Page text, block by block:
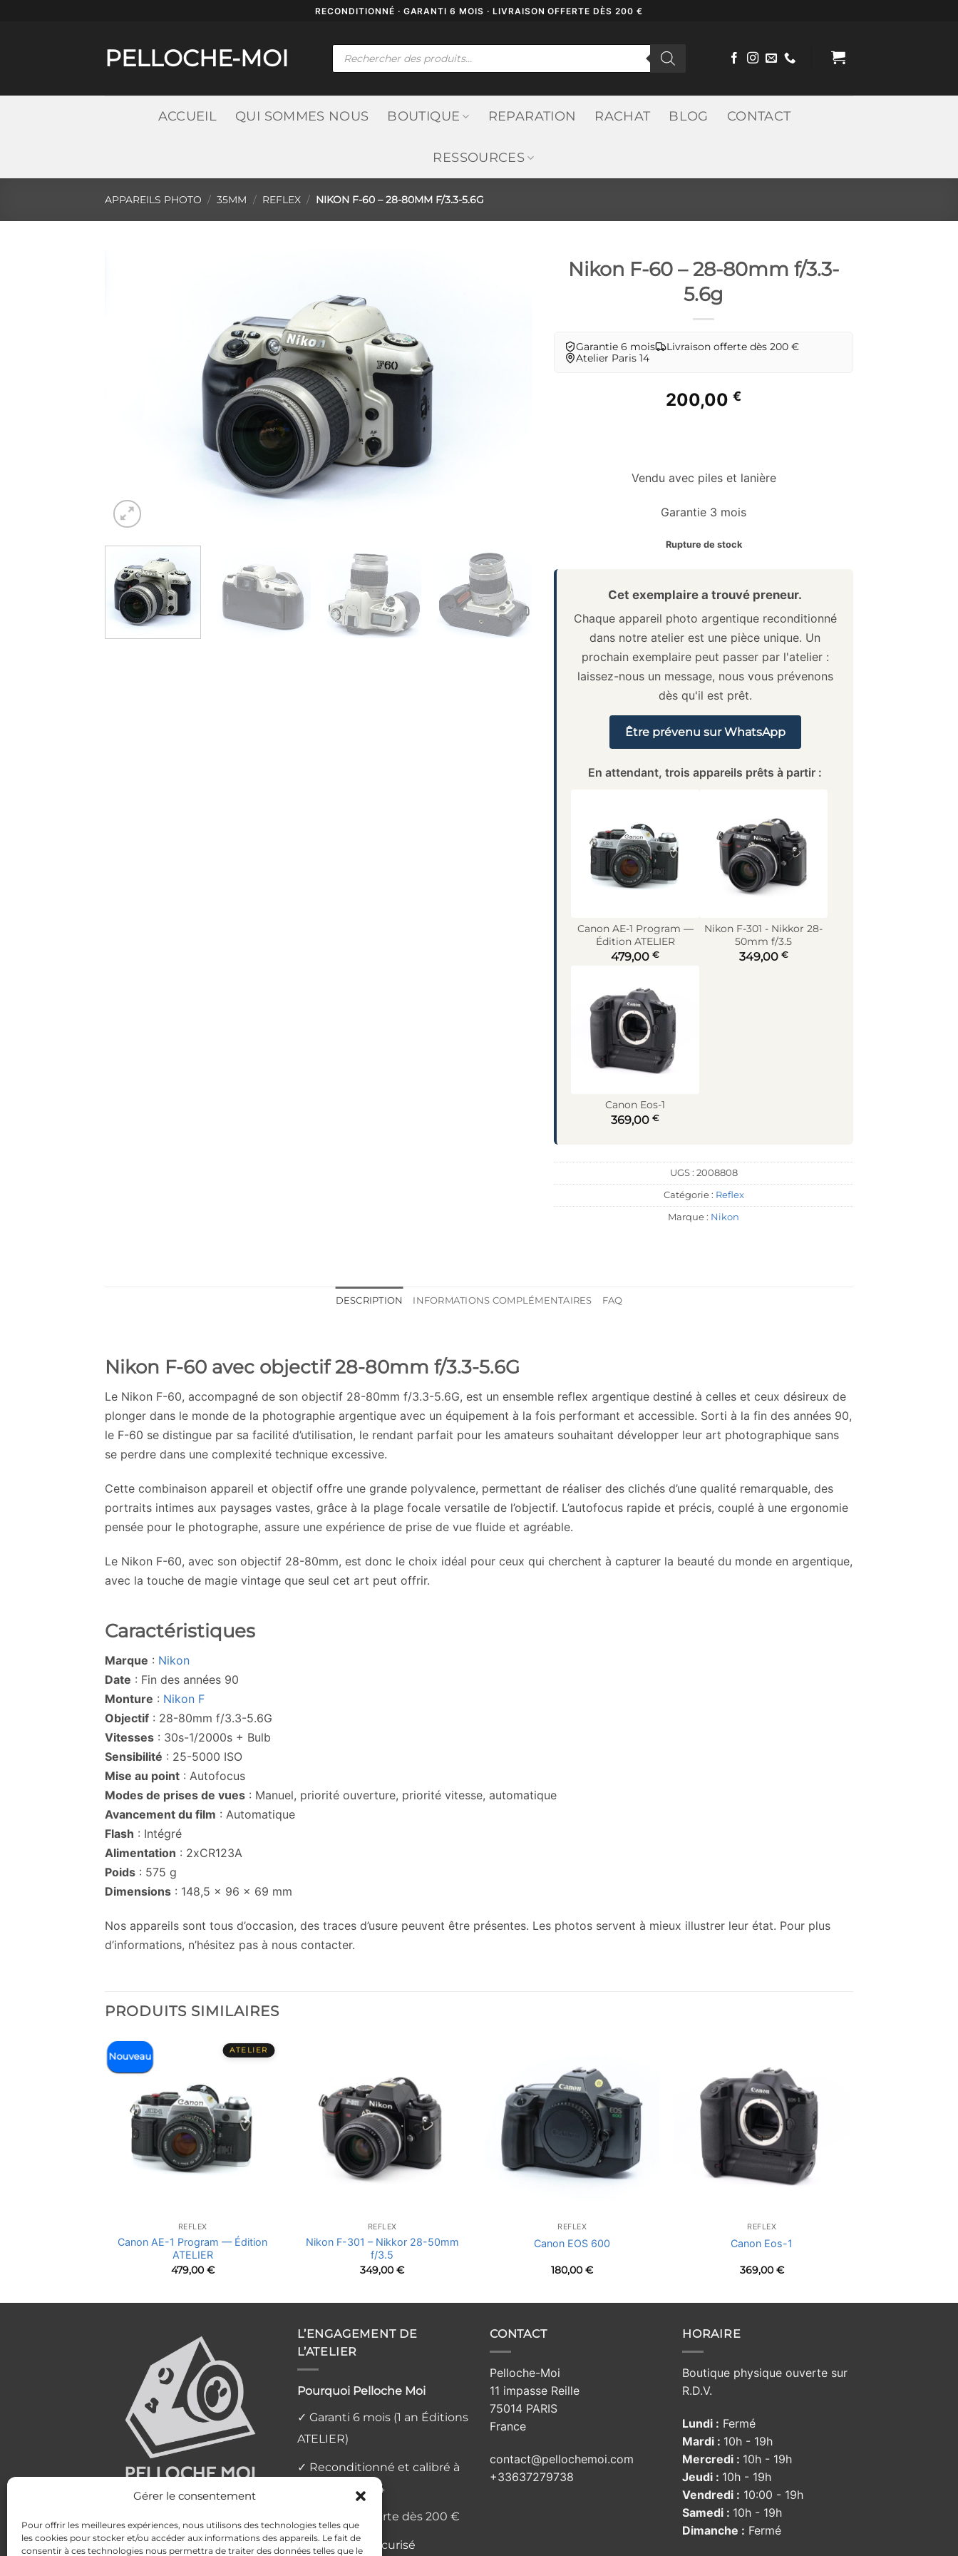
Gérer le consentement
Pour offrir les meilleures expériences, nous utilisons des technologies telles que
les cookies pour stocker et/ou accéder aux informations des appareils. Le fait de
consentir à ces technologies nous permettra de traiter des données telles que le
RECONDITIONNÉ · GARANTI 6 MOIS · LIVRAISON OFFERTE DÈS 200 €
PELLOCHE-MOI
Recherche
ACCUEIL QUI SOMMES NOUS BOUTIQUE REPARATION RACHAT BLOG CONTACT
RESSOURCES
APPAREILS PHOTO / 35MM / REFLEX / NIKON F-60 – 28-80MM F/3.3-5.6G
Nikon F-60 – 28-80mm f/3.3-
5.6g
Garantie 6 mois
Livraison offerte dès 200 €
Atelier Paris 14
200,00 €
Vendu avec piles et lanière
Garantie 3 mois
Rupture de stock
Cet exemplaire a trouvé preneur.
Chaque appareil photo argentique reconditionné
dans notre atelier est une pièce unique. Un
prochain exemplaire peut passer par l'atelier :
laissez-nous un message, nous vous prévenons
dès qu'il est prêt.
Être prévenu sur WhatsApp
En attendant, trois appareils prêts à partir :
Canon AE-1 Program —
Édition ATELIER
479,00 €
Nikon F-301 - Nikkor 28-
50mm f/3.5
349,00 €
Canon Eos-1
369,00 €
UGS : 2008808
Catégorie : Reflex
Marque : Nikon
DESCRIPTION INFORMATIONS COMPLÉMENTAIRES FAQ
Nikon F-60 avec objectif 28-80mm f/3.3-5.6G
Le Nikon F-60, accompagné de son objectif 28-80mm f/3.3-5.6G, est un ensemble reflex argentique destiné à celles et ceux désireux de
plonger dans le monde de la photographie argentique avec un équipement à la fois performant et accessible. Sorti à la fin des années 90,
le F-60 se distingue par sa facilité d’utilisation, le rendant parfait pour les amateurs souhaitant développer leur art photographique sans
se perdre dans une complexité technique excessive.
Cette combinaison appareil et objectif offre une grande polyvalence, permettant de réaliser des clichés d’une qualité remarquable, des
portraits intimes aux paysages vastes, grâce à la plage focale versatile de l’objectif. L’autofocus rapide et précis, couplé à une ergonomie
pensée pour le photographe, assure une expérience de prise de vue fluide et agréable.
Le Nikon F-60, avec son objectif 28-80mm, est donc le choix idéal pour ceux qui cherchent à capturer la beauté du monde en argentique,
avec la touche de magie vintage que seul cet art peut offrir.
Caractéristiques
Marque : Nikon
Date : Fin des années 90
Monture : Nikon F
Objectif : 28-80mm f/3.3-5.6G
Vitesses : 30s-1/2000s + Bulb
Sensibilité : 25-5000 ISO
Mise au point : Autofocus
Modes de prises de vues : Manuel, priorité ouverture, priorité vitesse, automatique
Avancement du film : Automatique
Flash : Intégré
Alimentation : 2xCR123A
Poids : 575 g
Dimensions : 148,5 × 96 × 69 mm
Nos appareils sont tous d’occasion, des traces d’usure peuvent être présentes. Les photos servent à mieux illustrer leur état. Pour plus
d’informations, n’hésitez pas à nous contacter.
PRODUITS SIMILAIRES
Nouveau
REFLEX
Canon AE-1 Program — Édition
ATELIER
479,00€
REFLEX
Nikon F-301 – Nikkor 28-50mm
f/3.5
349,00€
REFLEX
Canon EOS 600
180,00€
REFLEX
Canon Eos-1
369,00€
L’ENGAGEMENT DE
L’ATELIER
Pourquoi Pelloche Moi
✓ Garanti 6 mois (1 an Éditions
ATELIER)
✓ Reconditionné et calibré à
l'atelier, Paris 14
✓ Livraison offerte dès 200 €
✓ Paiement sécurisé
CONTACT
Pelloche-Moi
11 impasse Reille
75014 PARIS
France
contact@pellochemoi.com
+33637279738
HORAIRE
Boutique physique ouverte sur
R.D.V.
Lundi : Fermé
Mardi : 10h - 19h
Mercredi : 10h - 19h
Jeudi : 10h - 19h
Vendredi : 10:00 - 19h
Samedi : 10h - 19h
Dimanche : Fermé